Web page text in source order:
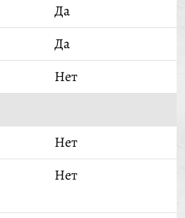
Да
Да
Нет
Нет
Нет